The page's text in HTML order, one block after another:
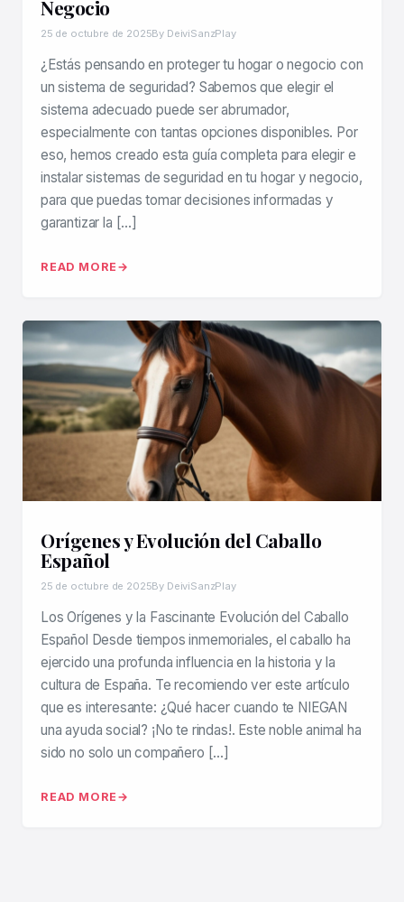
Negocio
25 de octubre de 2025By DeiviSanzPlay
¿Estás pensando en proteger tu hogar o negocio con
un sistema de seguridad? Sabemos que elegir el
sistema adecuado puede ser abrumador,
especialmente con tantas opciones disponibles. Por
eso, hemos creado esta guía completa para elegir e
instalar sistemas de seguridad en tu hogar y negocio,
para que puedas tomar decisiones informadas y
garantizar la […]
READ MORE
Orígenes y Evolución del Caballo
Español
25 de octubre de 2025By DeiviSanzPlay
Los Orígenes y la Fascinante Evolución del Caballo
Español Desde tiempos inmemoriales, el caballo ha
ejercido una profunda influencia en la historia y la
cultura de España. Te recomiendo ver este artículo
que es interesante: ¿Qué hacer cuando te NIEGAN
una ayuda social? ¡No te rindas!. Este noble animal ha
sido no solo un compañero […]
READ MORE